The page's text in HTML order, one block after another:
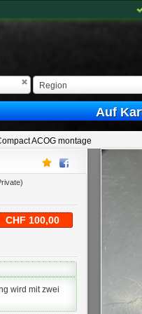
Region
Auf
ACOG montage
CHF 100,00
wird mit zwei